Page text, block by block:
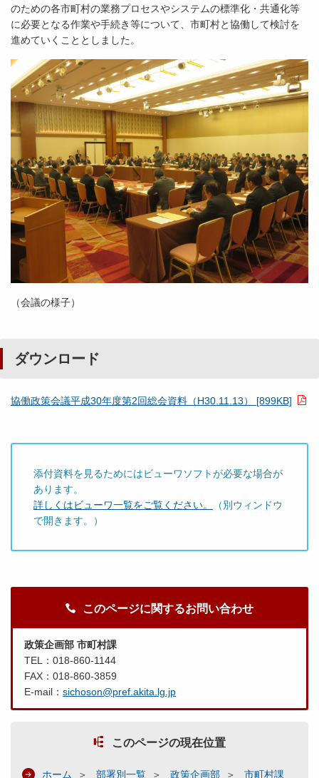
のための各市町村の業務プロセスやシステムの標準化・共通化等
に必要となる作業や手続き等について、市町村と協働して検討を
進めていくこととしました。
（会議の様子）
ダウンロード
協働政策会議平成30年度第2回総会資料（H30.11.13） [899KB]
添付資料を見るためにはビューワソフトが必要な場合が
あります。
詳しくはビューワ一覧をご覧ください。
（別ウィンドウ
で開きます。）
このページに関するお問い合わせ
政策企画部 市町村課
TEL：018-860-1144
FAX：018-860-3859
E-mail： sichoson@pref.akita.lg.jp
このページの現在位置
ホーム 部署別一覧 政策企画部
市町村課